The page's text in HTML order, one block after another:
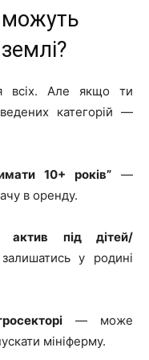
можуть
всіх. Але якщо ти
категорій —
10+ років” —
в оренду.
під дітей/
у родині
— може
мініферму.